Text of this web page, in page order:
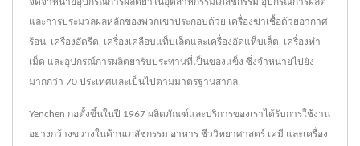
และการประมวลผลหลักของพวกเขาประกอบด้วย เครื่องฆ่าเชื้อด้วยอากาศ
ร้อน, เครื่องอัดรีด, เครื่องเคลือบแท็บเล็ตและเครื่องอัดแท็บเล็ต, เครื่องทำ
เม็ด และอุปกรณ์การผลิตยารับประทานที่เป็นของแข็ง ซึ่งจำหน่ายไปยัง
มากกว่า 70 ประเทศและเป็นไปตามมาตรฐานสากล.
Yenchen ก่อตั้งขึ้นในปี 1967 ผลิตภัณฑ์และบริการของเราได้รับการใช้งาน
อย่างกว้างขวางในด้านเภสัชกรรม อาหาร ชีววิทยาศาสตร์ เคมี และเครื่อง